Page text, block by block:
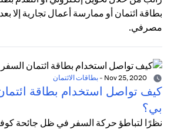
بطاقة ائتمان أو ممارسة أعمال تجارية إلا
مصرفي.
- بطاقات الائتمان
كيف تواصل استخدام بطاقة
بي؟